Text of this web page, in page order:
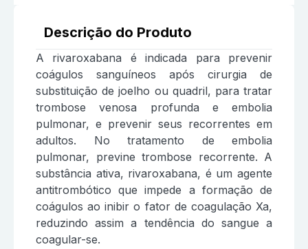
Descrição do Produto
A rivaroxabana é indicada para prevenir
coágulos sanguíneos após cirurgia de
substituição de joelho ou quadril, para tratar
trombose venosa profunda e embolia
pulmonar, e prevenir seus recorrentes em
adultos. No tratamento de embolia
pulmonar, previne trombose recorrente. A
substância ativa, rivaroxabana, é um agente
antitrombótico que impede a formação de
coágulos ao inibir o fator de coagulação Xa,
reduzindo assim a tendência do sangue a
coagular-se.